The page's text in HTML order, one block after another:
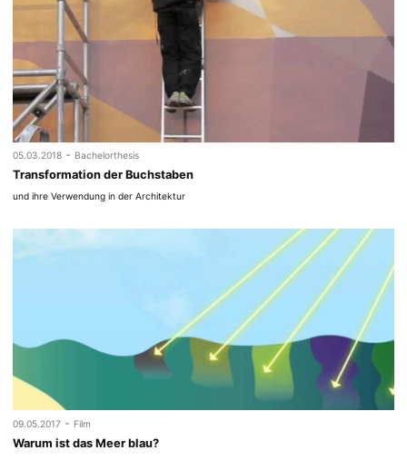
05.03.2018 - Bachelorthesis
Transformation der Buchstaben
und ihre Verwendung in der Architektur
09.05.2017 - Film
Warum ist das Meer blau?